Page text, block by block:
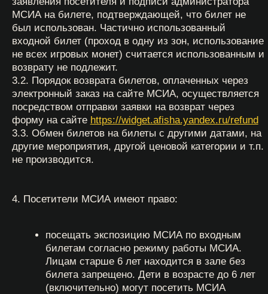
6.1. Проходить в экспозиционные и выставочные
залы МСИА без входного билета.
6.2. Проходить в экспозиционные и выставочные
залы и на территорию МСИА: — в состоянии
алкогольного либо наркотического опьянения; —
в грязной, дурно пахнущей одежде.
6.3. Проносить на территорию и в экспозиционные
залы МСИА:
крупногабаритные предметы;
животных;
пищевые продукты и напитки, в том числе
емкости с водой, спиртные напитки;
огнестрельное и холодное оружие, колющие,
режущие, легко бьющиеся,
легковоспламеняющиеся, отравляющие,
токсичные, ядовитые вещества и жидкости,
бытовые газовые баллоны и иные предметы,
в экспозиционных залах МСИА. Сопровождающим
необходимо заранее ознакомить детей с правилами
6.5. Курить в здании МСИА табачные изделия
и электронные устройства (включая электронные
6.6. Самовольно проникать в служебные
и производственные помещения в здании МСИА,
не предназначенные или закрытые для посещения.
6.7. Нарушать ограждения музейных